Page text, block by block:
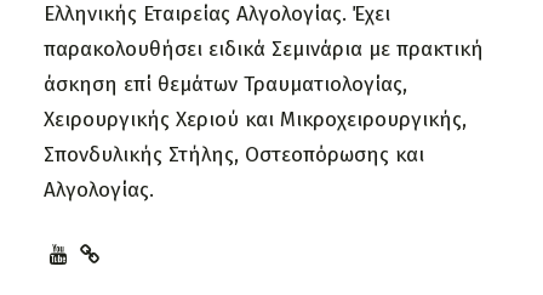
Ελληνικής Εταιρείας Αλγολογίας. Έχει
παρακολουθήσει ειδικά Σεμινάρια με πρακτική
άσκηση επί θεμάτων Τραυματιολογίας,
Χειρουργικής Χεριού και Μικροχειρουργικής,
Σπονδυλικής Στήλης, Οστεοπόρωσης και
Αλγολογίας.